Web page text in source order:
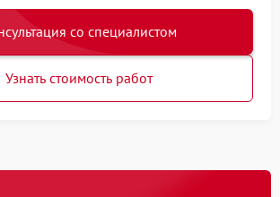
со специалистом
Узнать стоимость работ